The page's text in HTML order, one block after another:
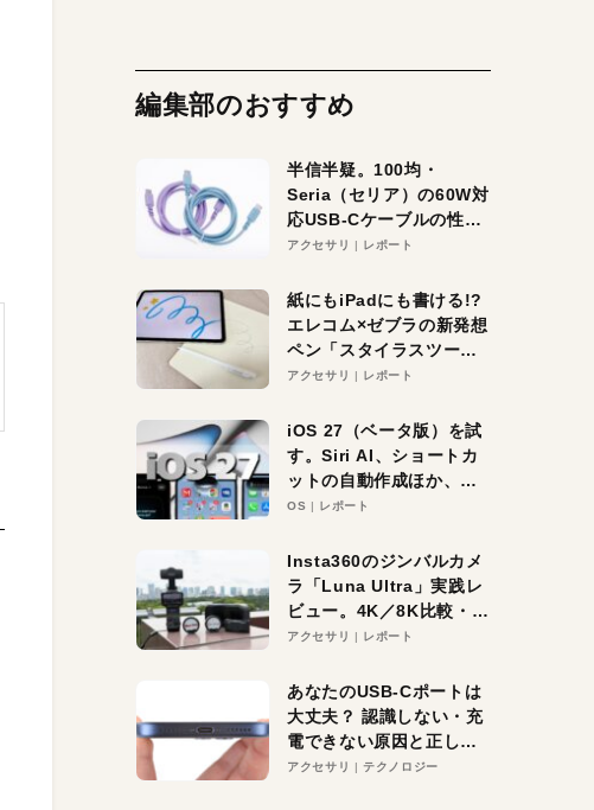
編集部のおすすめ
半信半疑。100均・
Seria（セリア）の60W対
応USB-Cケーブルの性能
を検証。超コスパの1本を
アクセサリ レポート
紙にもiPadにも書ける!?
エレコム×ゼブラの新発想
ペン「スタイラスツーウ
ェイ」レビュー。持ち替
アクセサリ レポート
iOS 27（ベータ版）を試
す。Siri AI、ショートカ
ットの自動作成ほか、期
待大の便利機能5選。
る未来はすぐそこ！
OS レポート
Insta360のジンバルカメ
ラ「Luna Ultra」実践レ
ビュー。4K／8K比較・ズ
ーム・夜間撮影をチェッ
アクセサリ レポート
あなたのUSB-Cポートは
大丈夫？ 認識しない・充
電できない原因と正しい
対策
アクセサリ テクノロジー